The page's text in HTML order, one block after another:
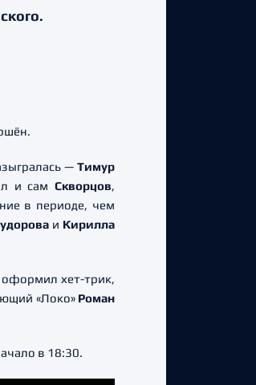
— Тимур
и самСкворцов,
в периоде, чем
и Кирилла
оформил хет-трик,
«Локо» Роман
в 18:30.